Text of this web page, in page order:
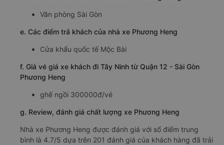
Văn phòng Sài Gòn
e. Các điểm trả khách của nhà xe Phương Heng
Cửa khẩu quốc tế Mộc Bài
f. Giá vé giá xe khách đi Tây Ninh từ Quận 12 - Sài Gòn
Phương Heng
ghế ngồi 300000đ/vé
g. Review, đánh giá chất lượng xe Phương Heng
Nhà xe Phương Heng được đánh giá với số điểm trung
bình là 4.7/5 dựa trên 201 đánh giá của khách hàng đã trải